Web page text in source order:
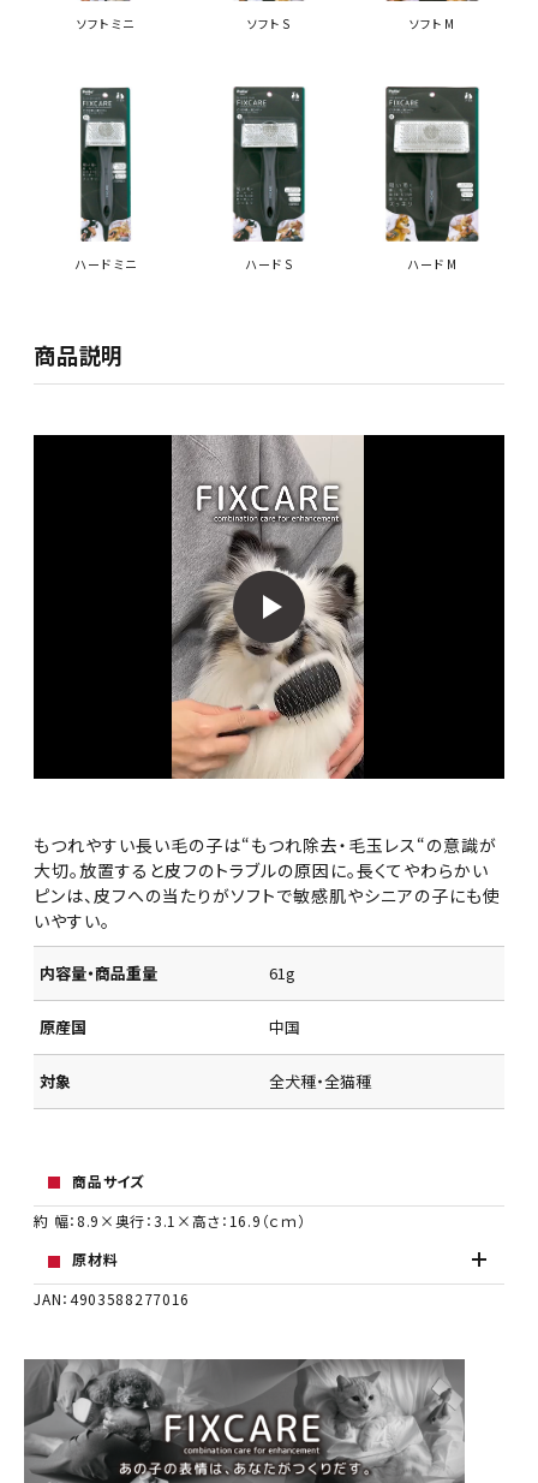
ソフト ミニ ソフト S ソフト M
ハード ミニ ハード S ハード M
商品説明
もつれやすい長い毛の子は“もつれ除去・毛玉レス“の意識が
大切。放置すると皮フのトラブルの原因に。長くてやわらかい
ピンは、皮フへの当たりがソフトで敏感肌やシニアの子にも使
いやすい。
内容量・商品重量 61g
原産国 中国
対象 全犬種・全猫種
商品サイズ
約 幅：8.9×奥行：3.1×高さ：16.9（ｃｍ）
原材料
JAN：4903588277016